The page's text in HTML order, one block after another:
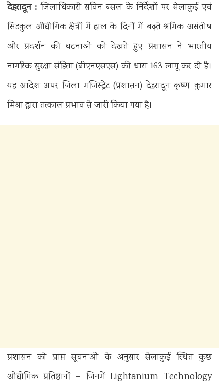
देहरादून : जिलाधिकारी सविन बंसल के निर्देशों पर सेलाकुई एवं
सिडकुल औद्योगिक क्षेत्रों में हाल के दिनों में बढ़ते श्रमिक असंतोष
और प्रदर्शन की घटनाओं को देखते हुए प्रशासन ने भारतीय
नागरिक सुरक्षा संहिता (बीएनएसएस) की धारा 163 लागू कर दी है।
यह आदेश अपर जिला मजिस्ट्रेट (प्रशासन) देहरादून कृष्ण कुमार
मिश्रा द्वारा तत्काल प्रभाव से जारी किया गया है।
प्रशासन को प्राप्त सूचनाओं के अनुसार सेलाकुई स्थित कुछ
औद्योगिक प्रतिष्ठानों – जिनमें Lightanium Technology